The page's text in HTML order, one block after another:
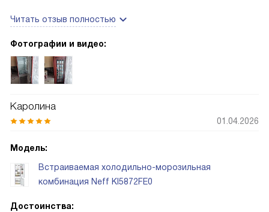
даже ночью никак не мешает спать малышу, а мне это
дорого стоит! Мне нравится белый фасад без ручки —
ужинов. Управление сенсорное, дисплей понятный, так что
я быстро разобралась и теперь спокойно меняю режимы,
выручают режимы быстрого охлаждения и заморозки
Читать отзыв полностью
Фотографии и видео:
Каролина
01.04.2026
Модель:
Встраиваемая холодильно-морозильная
комбинация Neff KI5872FE0
Достоинства: